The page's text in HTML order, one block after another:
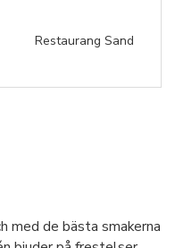
Restaurang Sand
med de bästa smakerna